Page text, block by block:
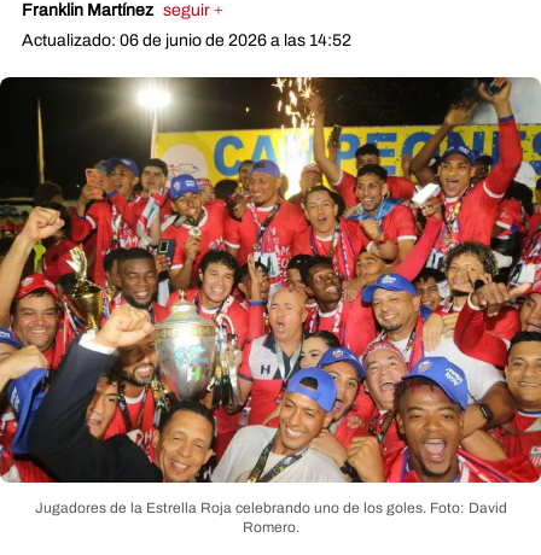
Franklin Martínez seguir +
Actualizado: 06 de junio de 2026 a las 14:52
Jugadores de la Estrella Roja celebrando uno de los goles. Foto: David
Romero.